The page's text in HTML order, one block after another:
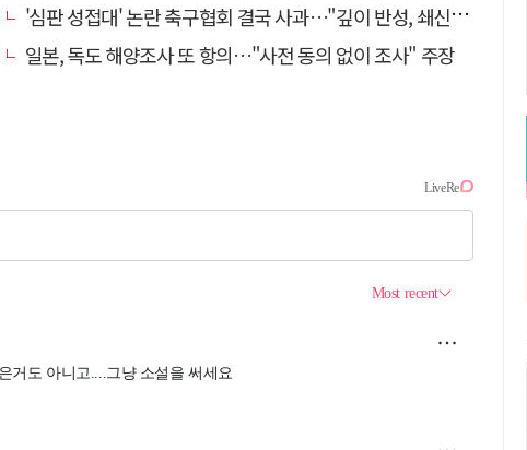
'심판 성접대' 논란 축구협회 결국 사과…"깊이 반성, 쇄신하겠다"
일본, 독도 해양조사 또 항의…"사전 동의 없이 조사" 주장